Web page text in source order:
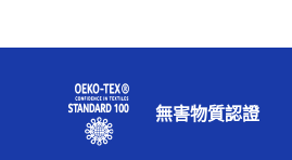
無害物質認證